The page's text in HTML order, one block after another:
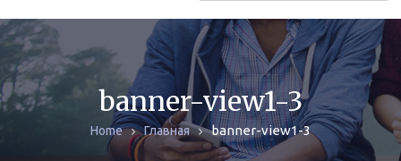
КОНФЕРЕНЦИИ
ЖУРНАЛЫ
МОНОГРАФИИ
banner-view1-3
Home Главная banner-view1-3